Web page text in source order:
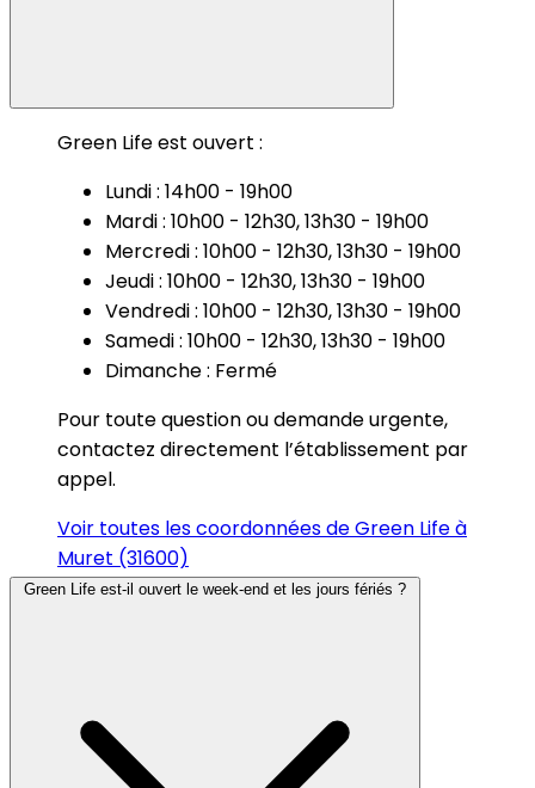
Green Life est ouvert :
Lundi : 14h00 - 19h00
Mardi : 10h00 - 12h30, 13h30 - 19h00
Mercredi : 10h00 - 12h30, 13h30 - 19h00
Jeudi : 10h00 - 12h30, 13h30 - 19h00
Vendredi : 10h00 - 12h30, 13h30 - 19h00
Samedi : 10h00 - 12h30, 13h30 - 19h00
Dimanche : Fermé
Pour toute question ou demande urgente,
contactez directement l’établissement par
appel.
Voir toutes les coordonnées de Green Life à
Muret (31600)
Green Life est-il ouvert le week-end et les jours fériés ?